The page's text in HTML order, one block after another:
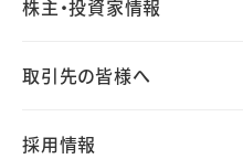
株主・投資家情報
取引先の皆様へ
採用情報